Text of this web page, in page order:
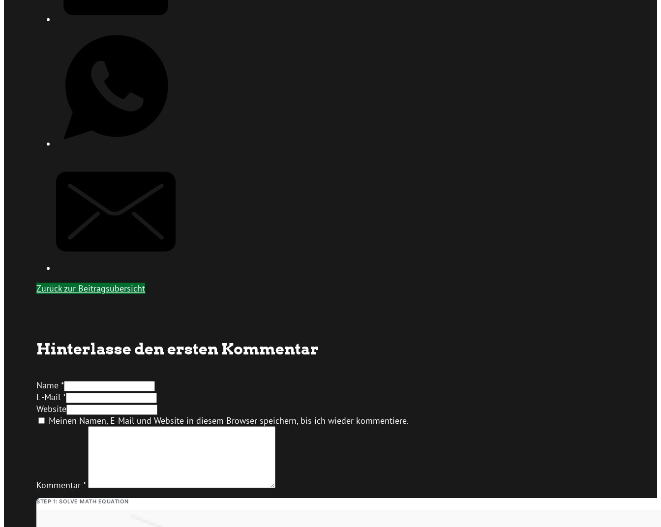
Zurück zur Beitragsübersicht
Hinterlasse den ersten Kommentar
Name *
E-Mail *
Website
Meinen Namen, E-Mail und Website in diesem Browser speichern, bis ich wieder kommentiere.
Kommentar*
STEP 1: SOLVE MATH EQUATION